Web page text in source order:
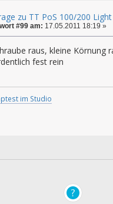
zu TT PoS 100/200 Light
#99 am: 17.05.2011 18:19 »
raus, kleine Körnung
fest rein
im Studio